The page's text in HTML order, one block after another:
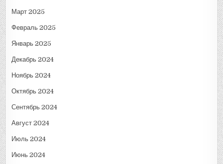
Март 2025
Февраль 2025
Январь 2025
Декабрь 2024
Ноябрь 2024
Октябрь 2024
Сентябрь 2024
Август 2024
Июль 2024
Июнь 2024